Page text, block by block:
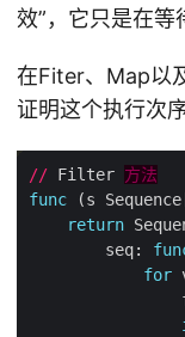
效”，它只是在等
在Fiter、Map以
证明这个执行次序
// Filter 方法
func (s
return
        seq:
for